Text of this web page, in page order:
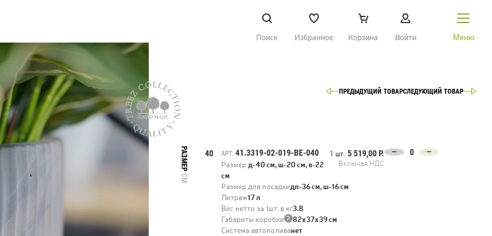
Поиск Избранное Корзина Войти Меню
Вопросы и ответы
Контакты
Новости
ПРЕДЫДУЩИЙ ТОВАРСЛЕДУЮЩИЙ ТОВАР
РАЗМЕР
СМ
40 АРТ. 41.3319-02-019-BE-040
Размер д-40 см, ш-20 см, в-22
см
1 шт. 5 519,00 Р.
Включая НДС
Размер для посадкидл-36 см, ш-16 см
Литраж17 л
Вес нетто за 1шт. в кг3.8
Габариты коробки ? 82х37х39 см
Система автополиванет